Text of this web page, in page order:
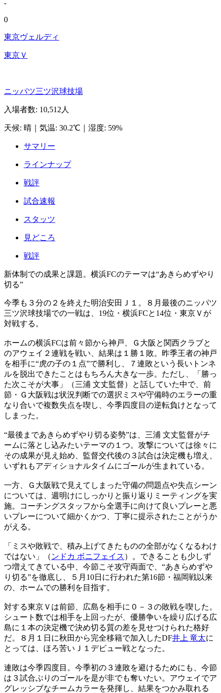
-
0
東京ヴェルディ
東京Ｖ
ニッパツ三ツ沢球技場
入場者数: 10,512人
天候: 晴 気温: 30.2℃ 湿度: 59%
サマリー
ラインナップ
戦評
試合速報
スタッツ
見どころ
戦評
新体制での成果と課題。横浜FCのテーマは“あきらめずやり
切る”
今季も３分の２を終えた明治安田Ｊ１。８月最後のニッパツ
三ツ沢球技場での一戦は、19位・横浜FCと14位・東京Ｖが
対戦する。
ホームの横浜FCは前々節から神戸、Ｇ大阪と関西クラブと
のアウェイ２連戦を戦い、結果は１勝１敗。昨季王者の神戸
を相手に“虎の子の１点”で勝利し、７連敗という長いトンネ
ルを脱出できたことはもちろん大きな一歩。ただし、「勝っ
た次こそが大事」（三浦 文丈監督）と話していた中で、前
節・Ｇ大阪戦は状況判断での選択ミスや守備時のエラーの重
なり合いで複数失点を喫し、今季四度目の逆転負けとなって
しまった。
“最後まであきらめずやり切る姿勢”は、三浦 文丈監督がチ
ームに落とし込みたいテーマの１つ。攻撃については徐々に
その成果が見え始め、監督交代後の３試合は決定機も増え、
いずれもアディショナルタイムにゴールが生まれている。
一方、Ｇ大阪戦で見えてしまった守備の問題点や失点シーン
については、週明けにしっかりと振り返りミーティングを実
施。コーチングスタッフから全選手に向けて良いプレーと悪
いプレーについて細かくかつ、丁寧に提示されたことがうか
がえる。
「ミスや敗戦で、積み上げてきたものの全部がなくなるわけ
ではない」（ ンドカ ボニフェイス ）。できることも少しず
つ増えてきている中、今節こそ攻守両面で、“あきらめずや
り切る”を徹底し、５月10日に行われた第16節・福岡戦以来
の、ホームでの勝利を目指す。
対する東京Ｖは前節、広島を相手に０－３の敗戦を喫した。
シュート数では相手を上回ったが、優勝争いを繰り広げる広
島に１本の決定機で決め切る質の差を見せつけられた格好
だ。８月１日に秋田から完全移籍で加入したDF井上 竜太に
とっては、ほろ苦いＪ１デビュー戦となった。
連敗は今季四度目。今季初の３連敗を避けるためにも、今節
は３試合ぶりのゴールを是が非でも奪いたい。アウェイでア
グレッシブなチームカラーを発揮し、結果をつかみ取れる